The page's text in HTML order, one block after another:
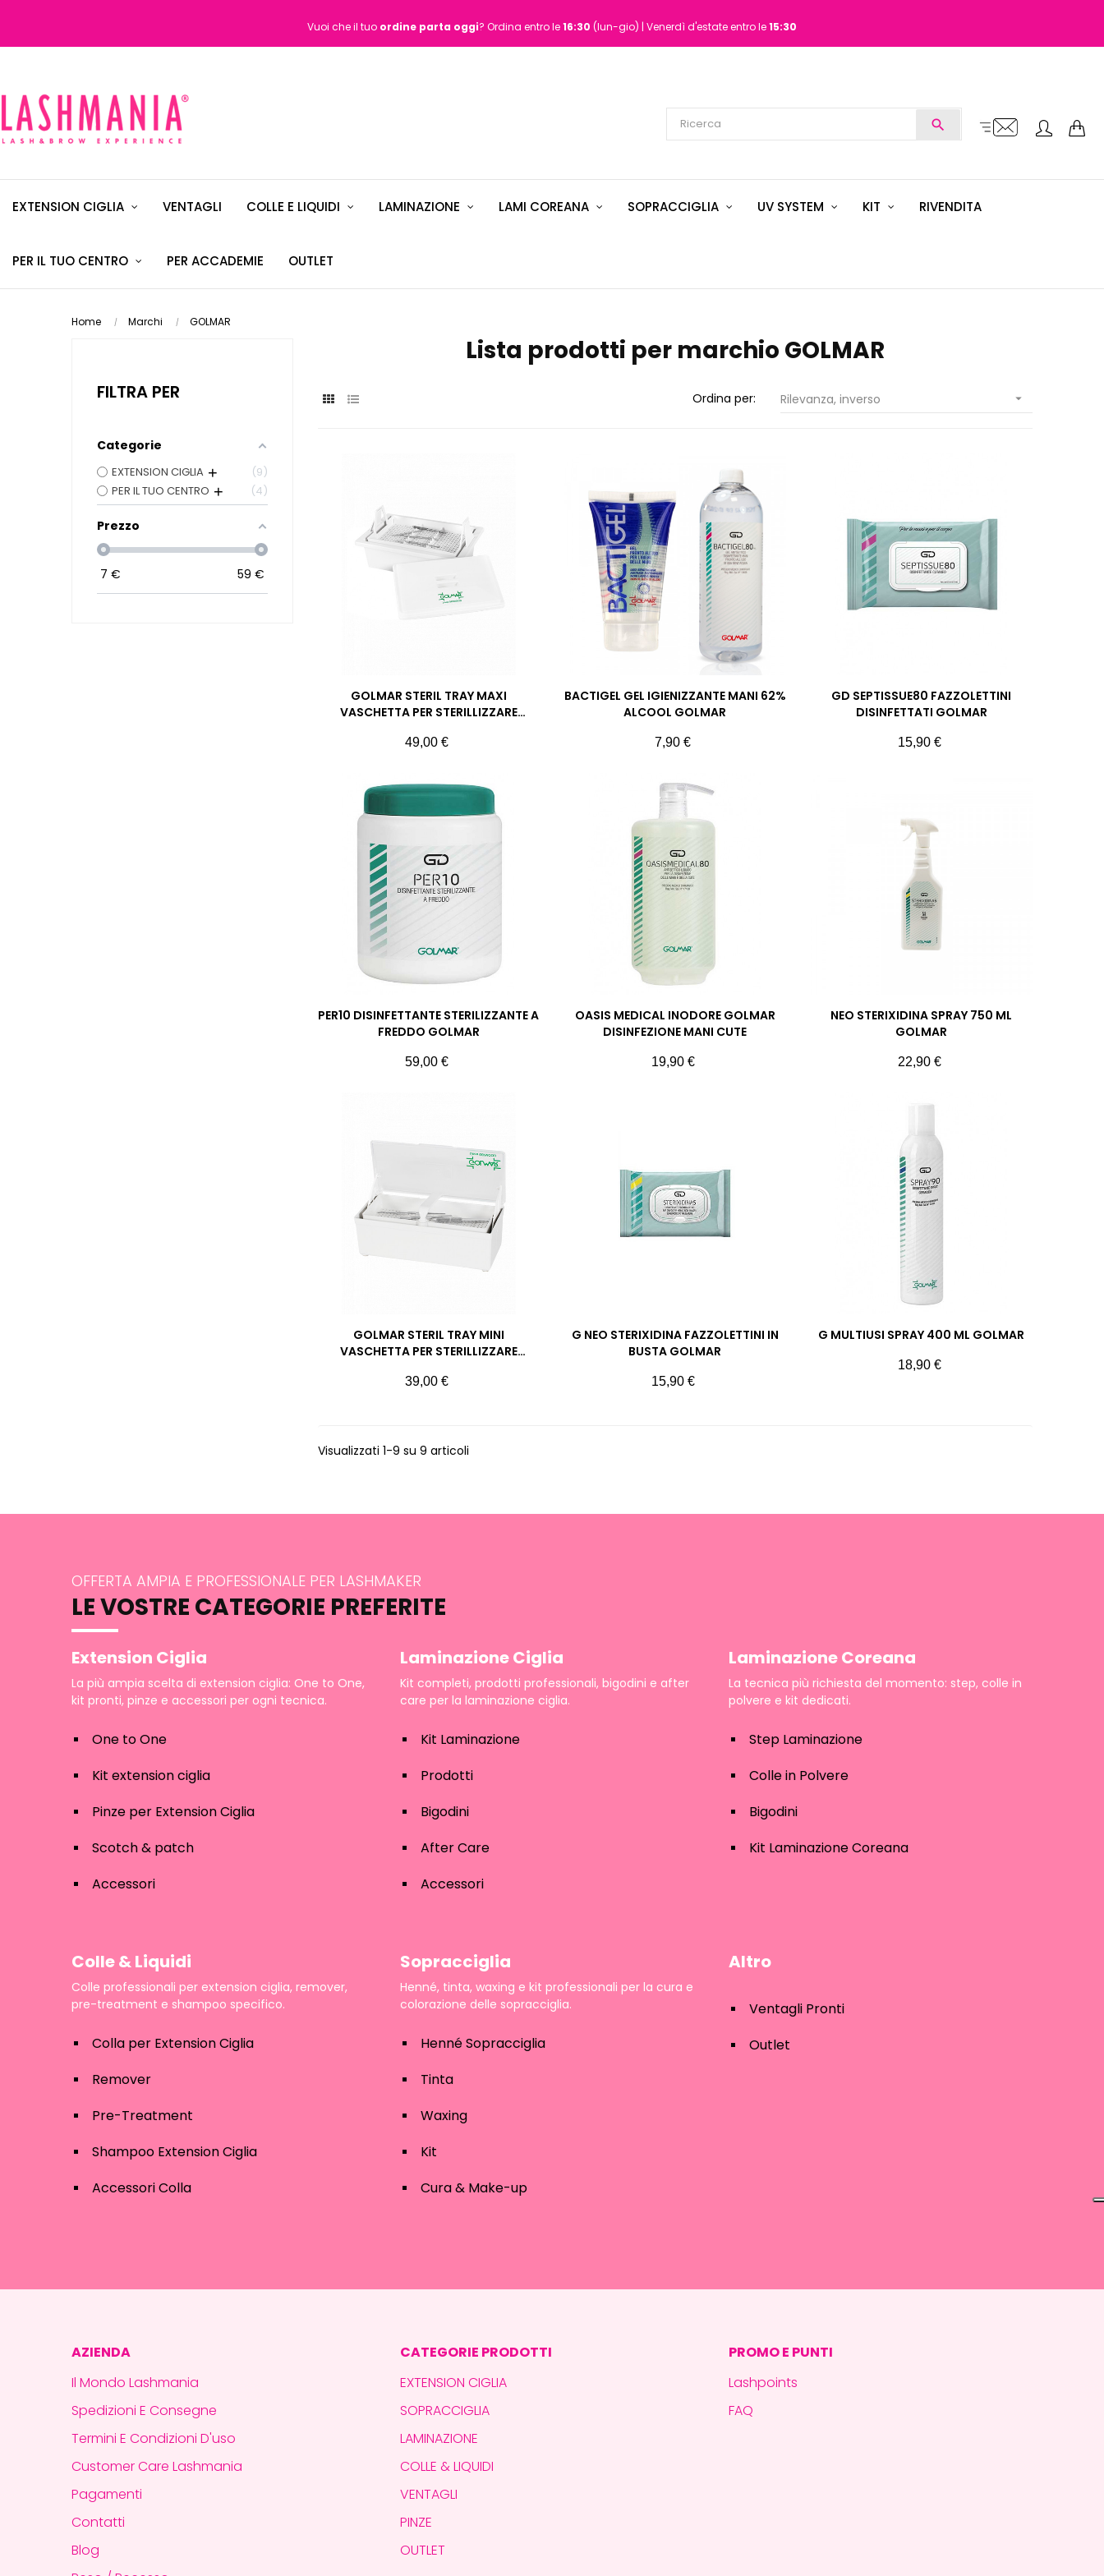
Vuoi che il tuo ordine parta oggi? Ordina entro le16:30 (lun-gio) | Venerdì d'estate entro le15:30
search
EXTENSION CIGLIA VENTAGLI COLLE E LIQUIDI LAMINAZIONE LAMI COREANA SOPRACCIGLIA UV SYSTEM KIT RIVENDITA
PER IL TUO CENTRO PER ACCADEMIE OUTLET
Home Marchi GOLMAR
FILTRA PER
Categorie
EXTENSION CIGLIA
9
PER IL TUO CENTRO
4
Prezzo
7 € 59 €
Lista prodotti per marchio GOLMAR
Ordina per: Rilevanza, inverso 
GOLMAR STERIL TRAY MAXI
VASCHETTA PER STERILLIZZARE
Prezzo
49,00 €
BACTIGEL GEL IGIENIZZANTE MANI 62%
ALCOOL GOLMAR
Prezzo
7,90 €
GD SEPTISSUE80 FAZZOLETTINI
DISINFETTATI GOLMAR
Prezzo
15,90 €
PER10 DISINFETTANTE STERILIZZANTE A
FREDDO GOLMAR
Prezzo
59,00 €
OASIS MEDICAL INODORE GOLMAR
DISINFEZIONE MANI CUTE
Prezzo
19,90 €
NEO STERIXIDINA SPRAY 750 ML
GOLMAR
Prezzo
22,90 €
GOLMAR STERIL TRAY MINI
VASCHETTA PER STERILLIZZARE
Prezzo
39,00 €
G NEO STERIXIDINA FAZZOLETTINI IN
BUSTA GOLMAR
Prezzo
15,90 €
G MULTIUSI SPRAY 400 ML GOLMAR
Prezzo
18,90 €
Visualizzati 1-9 su 9 articoli
OFFERTA AMPIA E PROFESSIONALE PER LASHMAKER
LE VOSTRE CATEGORIE PREFERITE
Extension Ciglia
La più ampia scelta di extension ciglia: One to One,
kit pronti, pinze e accessori per ogni tecnica.
One to One
Kit extension ciglia
Pinze per Extension Ciglia
Scotch & patch
Accessori
Laminazione Ciglia
Kit completi, prodotti professionali, bigodini e after
care per la laminazione ciglia.
Kit Laminazione
Prodotti
Bigodini
After Care
Accessori
Laminazione Coreana
La tecnica più richiesta del momento: step, colle in
polvere e kit dedicati.
Step Laminazione
Colle in Polvere
Bigodini
Kit Laminazione Coreana
Colle & Liquidi
Colle professionali per extension ciglia, remover,
pre-treatment e shampoo specifico.
Colla per Extension Ciglia
Remover
Pre-Treatment
Shampoo Extension Ciglia
Accessori Colla
Sopracciglia
Henné, tinta, waxing e kit professionali per la cura e
colorazione delle sopracciglia.
Henné Sopracciglia
Tinta
Waxing
Kit
Cura & Make-up
Altro
Ventagli Pronti
Outlet
AZIENDA
Il Mondo Lashmania
Spedizioni E Consegne
Termini E Condizioni D'uso
Customer Care Lashmania
Pagamenti
Contatti
Blog
CATEGORIE PRODOTTI
EXTENSION CIGLIA
SOPRACCIGLIA
LAMINAZIONE
COLLE & LIQUIDI
VENTAGLI
PINZE
OUTLET
PROMO E PUNTI
Lashpoints
FAQ